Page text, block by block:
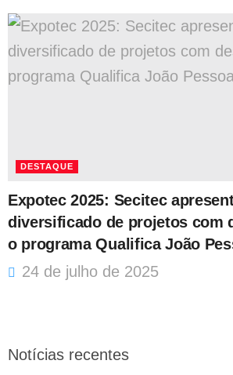
DESTAQUE
Expotec 2025: Secitec
diversificado de projetos com
o programa Qualifica João
24 de julho de 2025
Notícias recentes